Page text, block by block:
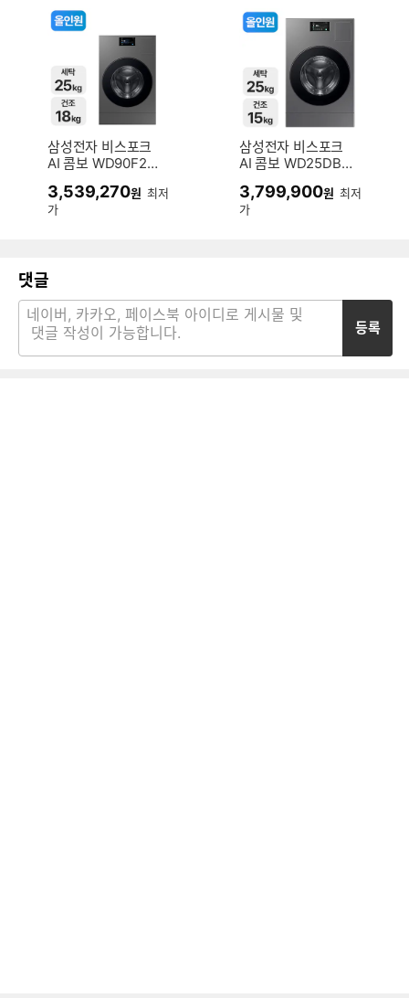
삼성전자 비스포크
AI 콤보 WD90F25
3,539,270원 최저
가
삼성전자 비스포크
AI 콤보 WD25DB8
3,799,900원 최저
가
댓글
등록